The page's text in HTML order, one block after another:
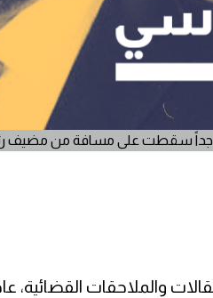
سقطت على مسافة من مضيف
والملاحقات القضائية،